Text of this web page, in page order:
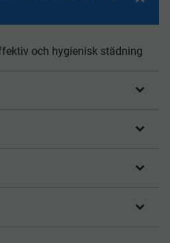
och hygienisk städning